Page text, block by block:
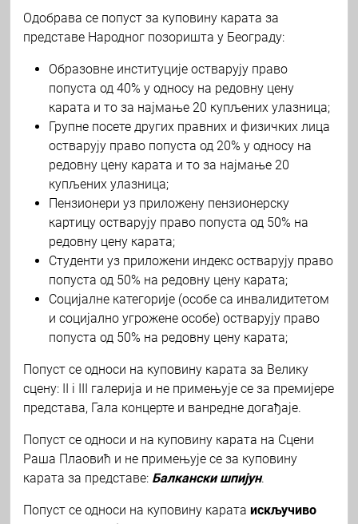
Одобрава се попуст за куповину карата за
представе Народног позоришта у Београду:
Образовне институције остварују право
попуста од 40% у односу на редовну цену
карата и то за најмање 20 купљених улазница;
Групне посете других правних и физичких лица
остварују право попуста од 20% у односу на
редовну цену карата и то за најмање 20
купљених улазница;
Пензионери уз приложену пензионерску
картицу остварују право попуста од 50% на
редовну цену карата;
Студенти уз приложени индекс остварују право
попуста од 50% на редовну цену карата;
Социјалне категорије (особе са инвалидитетом
и социјално угрожене особе) остварују право
попуста од 50% на редовну цену карата;
Попуст се односи на куповину карата за Велику
сцену: II i III галерија и не примењује се за премијере
представа, Гала концерте и ванредне догађаје.
Попуст се односи и на куповину карата на Сцени
Раша Плаовић и не примењује се за куповину
карата за представе: Балкански шпијун.
Попуст се односи на куповину карата искључиво